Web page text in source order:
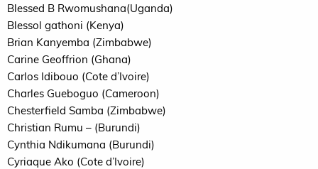
Blessed B Rwomushana(Uganda)
Blessol gathoni (Kenya)
Brian Kanyemba (Zimbabwe)
Carine Geoffrion (Ghana)
Carlos Idibouo (Cote d’Ivoire)
Charles Gueboguo (Cameroon)
Chesterfield Samba (Zimbabwe)
Christian Rumu – (Burundi)
Cynthia Ndikumana (Burundi)
Cyriaque Ako (Cote d’Ivoire)